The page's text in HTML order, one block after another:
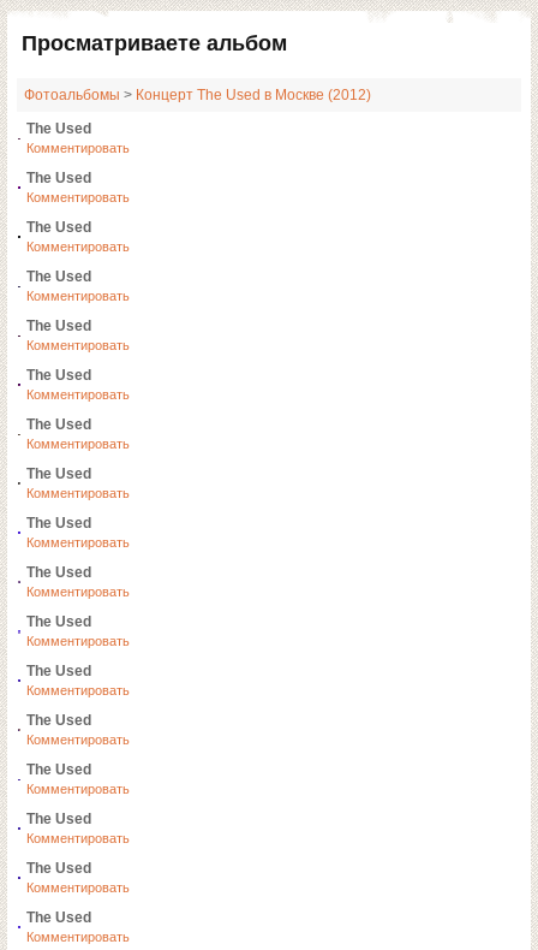
Просматриваете альбом
Фотоальбомы > Концерт The Used в Москве (2012)
The Used
Комментировать
The Used
Комментировать
The Used
Комментировать
The Used
Комментировать
The Used
Комментировать
The Used
Комментировать
The Used
Комментировать
The Used
Комментировать
The Used
Комментировать
The Used
Комментировать
The Used
Комментировать
The Used
Комментировать
The Used
Комментировать
The Used
Комментировать
The Used
Комментировать
The Used
Комментировать
The Used
Комментировать